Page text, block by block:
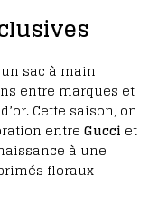
sac à main
entre marques et
Cette saison, on
entre Gucci et
à une
floraux